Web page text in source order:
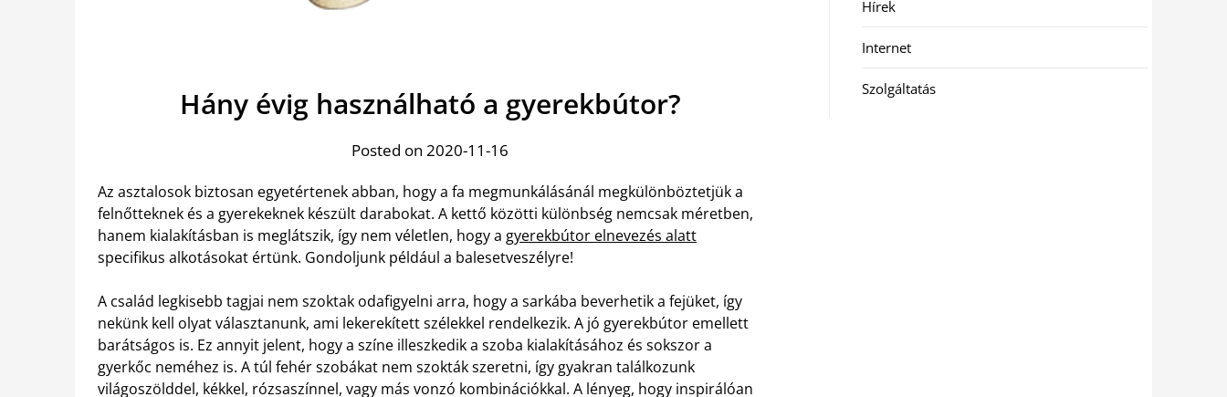
Hány évig használható a gyerekbútor?
Posted on 2020-11-16
Az asztalosok biztosan egyetértenek abban, hogy a fa megmunkálásánál megkülönböztetjük a
felnőtteknek és a gyerekeknek készült darabokat. A kettő közötti különbség nemcsak méretben,
hanem kialakításban is meglátszik, így nem véletlen, hogy a gyerekbútor elnevezés alatt
specifikus alkotásokat értünk. Gondoljunk például a balesetveszélyre!
A család legkisebb tagjai nem szoktak odafigyelni arra, hogy a sarkába beverhetik a fejüket, így
nekünk kell olyat választanunk, ami lekerekített szélekkel rendelkezik. A jó gyerekbútor emellett
barátságos is. Ez annyit jelent, hogy a színe illeszkedik a szoba kialakításához és sokszor a
gyerkőc neméhez is. A túl fehér szobákat nem szokták szeretni, így gyakran találkozunk
világoszölddel, kékkel, rózsaszínnel, vagy más vonzó kombinációkkal. A lényeg, hogy inspirálóan
Hírek
Internet
Szolgáltatás